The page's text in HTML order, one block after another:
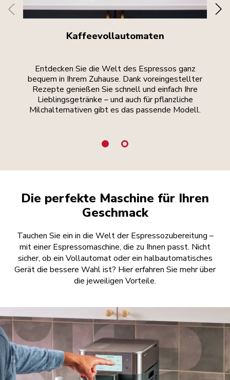
Kaffeevollautomaten
Entdecken Sie die Welt des Espressos ganz
bequem in Ihrem Zuhause. Dank voreingestellter
Rezepte genießen Sie schnell und einfach Ihre
Lieblingsgetränke – und auch für pflanzliche
Milchalternativen gibt es das passende Modell.
Die perfekte Maschine für Ihren
Geschmack
Tauchen Sie ein in die Welt der Espressozubereitung –
mit einer Espressomaschine, die zu Ihnen passt. Nicht
sicher, ob ein Vollautomat oder ein halbautomatisches
Gerät die bessere Wahl ist? Hier erfahren Sie mehr über
die jeweiligen Vorteile.